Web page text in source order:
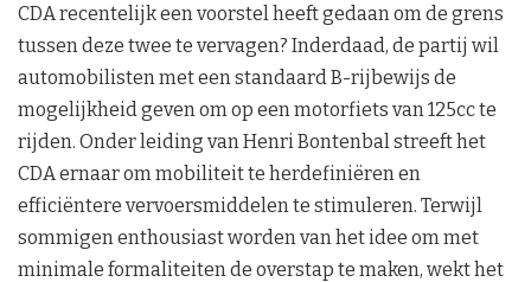
CDA recentelijk een voorstel heeft gedaan om de grens
tussen deze twee te vervagen? Inderdaad, de partij wil
automobilisten met een standaard B-rijbewijs de
mogelijkheid geven om op een motorfiets van 125cc te
rijden. Onder leiding van Henri Bontenbal streeft het
CDA ernaar om mobiliteit te herdefiniëren en
efficiëntere vervoersmiddelen te stimuleren. Terwijl
sommigen enthousiast worden van het idee om met
minimale formaliteiten de overstap te maken, wekt het